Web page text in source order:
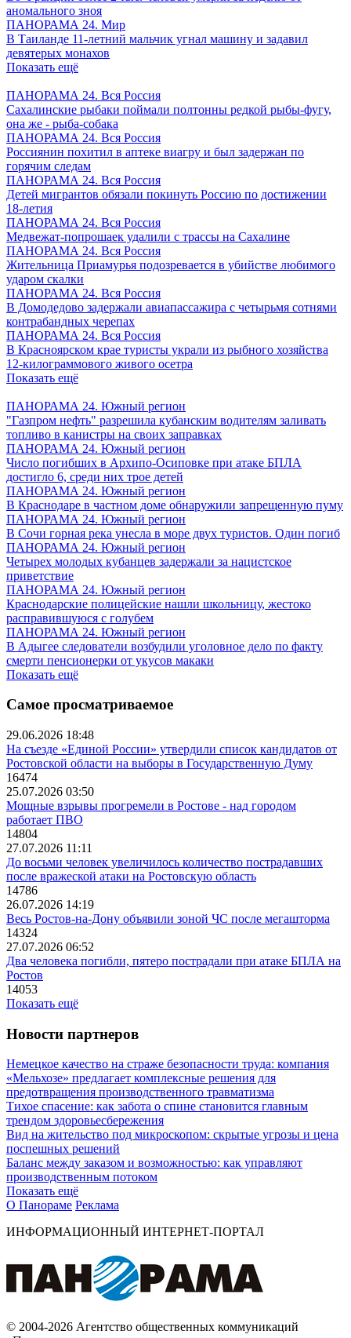
аномального зноя
ПАНОРАМА 24. Мир
В Таиланде 11-летний мальчик угнал машину и задавил
девятерых монахов
Показать ещё
ПАНОРАМА 24. Вся Россия
Сахалинские рыбаки поймали полтонны редкой рыбы-фугу,
она же - рыба-собака
ПАНОРАМА 24. Вся Россия
Россиянин похитил в аптеке виагру и был задержан по
горячим следам
ПАНОРАМА 24. Вся Россия
Детей мигрантов обязали покинуть Россию по достижении
18-летия
ПАНОРАМА 24. Вся Россия
Медвежат-попрошаек удалили с трассы на Сахалине
ПАНОРАМА 24. Вся Россия
Жительница Приамурья подозревается в убийстве любимого
ударом скалки
ПАНОРАМА 24. Вся Россия
В Домодедово задержали авиапассажира с четырьмя сотнями
контрабандных черепах
ПАНОРАМА 24. Вся Россия
В Красноярском крае туристы украли из рыбного хозяйства
12-килограммового живого осетра
Показать ещё
ПАНОРАМА 24. Южный регион
"Газпром нефть" разрешила кубанским водителям заливать
топливо в канистры на своих заправках
ПАНОРАМА 24. Южный регион
Число погибших в Архипо-Осиповке при атаке БПЛА
достигло 6, среди них трое детей
ПАНОРАМА 24. Южный регион
В Краснодаре в частном доме обнаружили запрещенную пуму
ПАНОРАМА 24. Южный регион
В Сочи горная река унесла в море двух туристов. Один погиб
ПАНОРАМА 24. Южный регион
Четырех молодых кубанцев задержали за нацистское
приветствие
ПАНОРАМА 24. Южный регион
Краснодарские полицейские нашли школьницу, жестоко
расправившуюся с голубем
ПАНОРАМА 24. Южный регион
В Адыгее следователи возбудили уголовное дело по факту
смерти пенсионерки от укусов макаки
Показать ещё
Самое просматриваемое
29.06.2026 18:48
На съезде «Единой России» утвердили список кандидатов от
Ростовской области на выборы в Государственную Думу
16474
25.07.2026 03:50
Мощные взрывы прогремели в Ростове - над городом
работает ПВО
14804
27.07.2026 11:11
До восьми человек увеличилось количество пострадавших
после вражеской атаки на Ростовскую область
14786
26.07.2026 14:19
Весь Ростов-на-Дону объявили зоной ЧС после мегашторма
14324
27.07.2026 06:52
Два человека погибли, пятеро пострадали при атаке БПЛА на
Ростов
14053
Показать ещё
Новости партнеров
Немецкое качество на страже безопасности труда: компания
«Мельхозе» предлагает комплексные решения для
предотвращения производственного травматизма
Тихое спасение: как забота о спине становится главным
трендом здоровьесбережения
Вид на жительство под микроскопом: скрытые угрозы и цена
поспешных решений
Баланс между заказом и возможностью: как управляют
производственным потоком
Показать ещё
О Панораме Реклама
ИНФОРМАЦИОННЫЙ ИНТЕРНЕТ-ПОРТАЛ
© 2004-2026 Агентство общественных коммуникаций